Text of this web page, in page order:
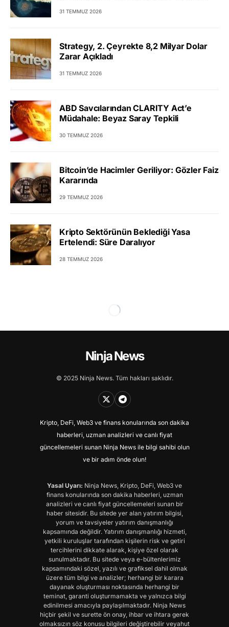
31 TEMMUZ 2026
Strategy, 2. Çeyrekte 8,2 Milyar Dolar
Zarar Açıkladı
31 TEMMUZ 2026
ABD Savcılarından CLARITY Act’e
Müdahale: Beyaz Saray Tepkili
30 TEMMUZ 2026
Bitcoin’de Hacimler Geriliyor: Gözler Faiz
Kararında
29 TEMMUZ 2026
Kripto Sektörünün Beklediği Yasa
Ertelendi: Süre Daralıyor
28 TEMMUZ 2026
Ninja News
© 2025 Ninja News. Tüm hakları saklıdır.
Kripto, DeFi, Web3 ve finans konularında son dakika
haberleri, uzman analizleri ve canlı fiyat
güncellemeleri sunan Ninja News ile bilgi sahibi olun
ve bir adım önde olun!
Yasal Uyarı: Ninja News, Kripto, DeFi, Web3 ve
finans konularında son dakika haberleri, uzman
analizleri ve canlı fiyat güncellemeleri sunan bir
haber sitesidir. Bu sitede yer alan yatırım bilgisi,
yorum ve tavsiyeler yatırım danışmanlığı
kapsamında değildir. Yatırım danışmanlığı hizmeti,
yetkili kuruluşlar tarafından kişilerin risk ve getiri
tercihlerini dikkate alarak, kişiye özel olarak
sunulmaktadır. Bu sitede veya e-bültenlerimiz
kapsamındaki sözel, yazılı ve grafiksel dahil olmak
üzere tüm bilgi ve analizler; herhangi bir karara
dayanak oluşturması noktasında herhangi bir
teminat, garanti oluşturmamakta ve yalnızca bilgi
edinilmesi amacıyla paylaşılmaktadır. Ninja News
hiçbir şekil ve surette ön onay, ihbar ve ihtara gerek
olmaksızın söz konusu bilgileri değiştirebilir veyahut